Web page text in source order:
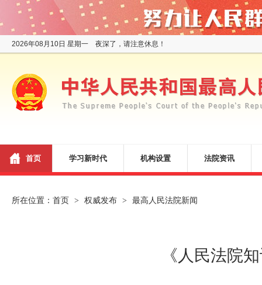
2026年08月10日 星期一 夜深了，请注意休息！
首页 学习新时代 机构设置 法院资讯
所在位置： 首页 > 权威发布 > 最高人民法院新闻
《人民法院